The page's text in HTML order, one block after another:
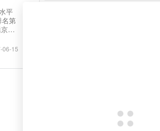
名第
都
06-15